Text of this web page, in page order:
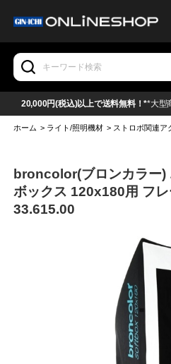
20,000円(税込)以上で送料無料！**大型
ホーム > ライト/照明機材 > ストロボ関連ア
broncolor(ブロンカラー)
ボックス 120x180用 フ
33.615.00